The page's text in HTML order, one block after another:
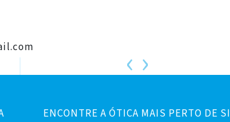
‹›
ENCONTRE A ÓTICA MAIS PERTO DE SI